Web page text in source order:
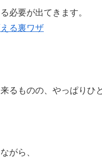
必要が出てきます。
る裏ワザ
るものの、やっぱりひ
がら、